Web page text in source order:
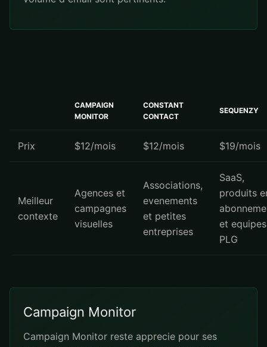
CAMPAIGN
MONITOR
CONSTANT
CONTACT
SEQUENZY
Prix $12/mois $12/mois $19/mois
Meilleur
contexte
Agences et
campagnes
visuelles
Associations,
evenements
et petites
entreprises
SaaS,
produits
et equipes
PLG
Campaign Monitor
Campaign Monitor reste apprecie pour ses